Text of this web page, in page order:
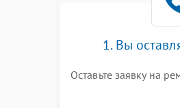
1. Вы
Оставьте заявку на